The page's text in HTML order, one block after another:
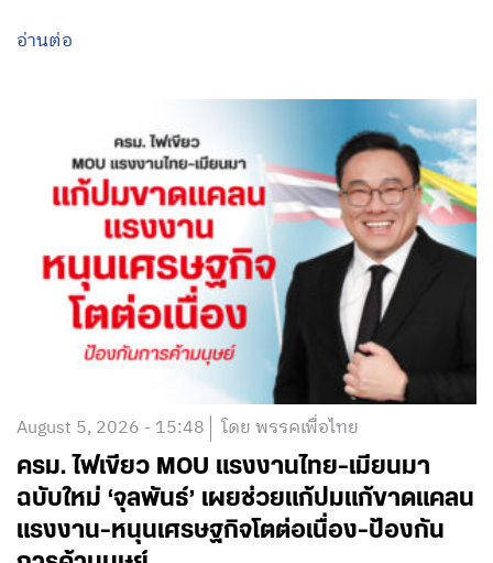
อ่านต่อ
August 5, 2026 - 15:48 โดย พรรคเพื่อไทย
ครม. ไฟเขียว MOU แรงงานไทย-เมียนมา
ฉบับใหม่ ‘จุลพันธ์’ เผยช่วยแก้ปมแก้ขาดแคลน
แรงงาน-หนุนเศรษฐกิจโตต่อเนื่อง-ป้องกัน